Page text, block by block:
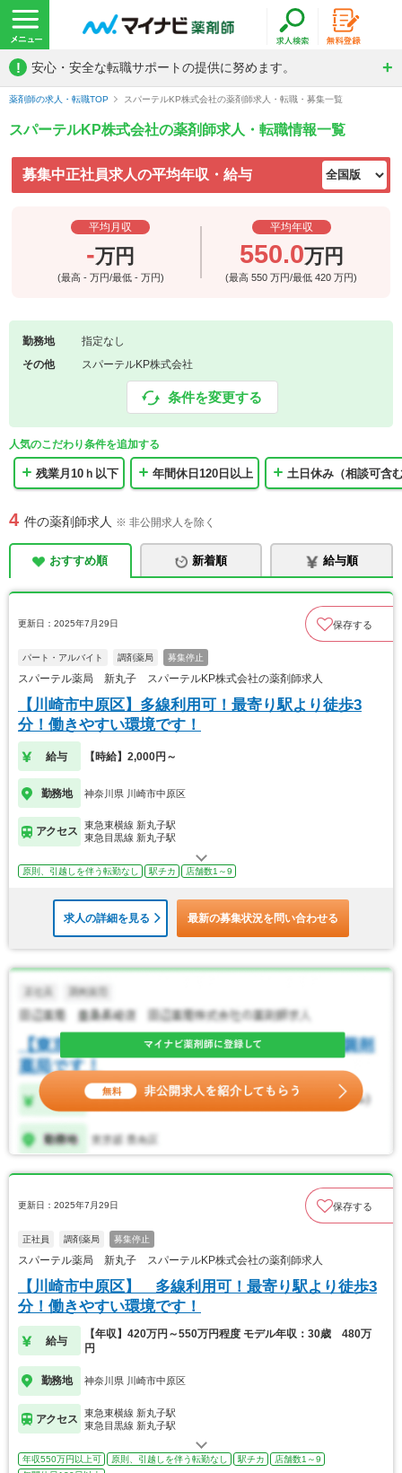
! 安心・安全な転職サポートの提供に努めます。
薬剤師の求人・転職TOP スパーテルKP株式会社の薬剤師求人・転職・募集一覧
スパーテルKP株式会社の薬剤師求人・転職情報一覧
募集中正社員求人の平均年収・給与
平均月収
-万円
(最高 - 万円/最低 - 万円)
平均年収
550.0万円
(最高550万円/最低420万円)
勤務地
指定なし
その他
スパーテルKP株式会社
条件を変更する
人気のこだわり条件を追加する
残業月10ｈ以下 年間休日120日以上 土日休み（相談可含
4 件の薬剤師求人 ※ 非公開求人を除く
おすすめ順 新着順 給与順
更新日：2025年7月29日 保存する
パート・アルバイト 調剤薬局 募集停止
スパーテル薬局 新丸子 スパーテルKP株式会社の薬剤師求人
【川崎市中原区】多線利用可！最寄り駅より徒歩3
分！働きやすい環境です！
給与 【時給】2,000円～
勤務地 神奈川県 川崎市中原区
アクセス
東急東横線 新丸子駅
東急目黒線 新丸子駅
原則、引越しを伴う転勤なし 駅チカ 店舗数1～9
求人の詳細を見る 最新の募集状況を問い合わせる
更新日：2025年7月29日 保存する
正社員 調剤薬局 募集停止
スパーテル薬局 新丸子 スパーテルKP株式会社の薬剤師求人
【川崎市中原区】 多線利用可！最寄り駅より徒歩3
分！働きやすい環境です！
給与
【年収】420万円～550万円程度 モデル年収：30歳 480万
円
勤務地 神奈川県 川崎市中原区
アクセス
東急東横線 新丸子駅
東急目黒線 新丸子駅
年収550万円以上可 原則、引越しを伴う転勤なし 駅チカ
店舗数1～9